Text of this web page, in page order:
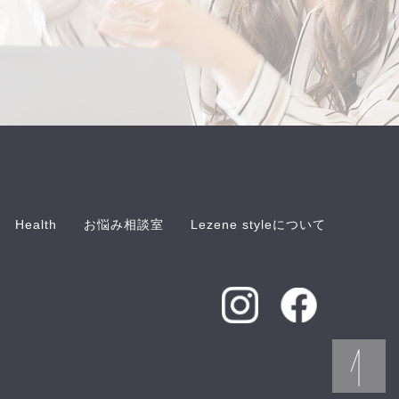
Health お悩み相談室 Lezene styleについて